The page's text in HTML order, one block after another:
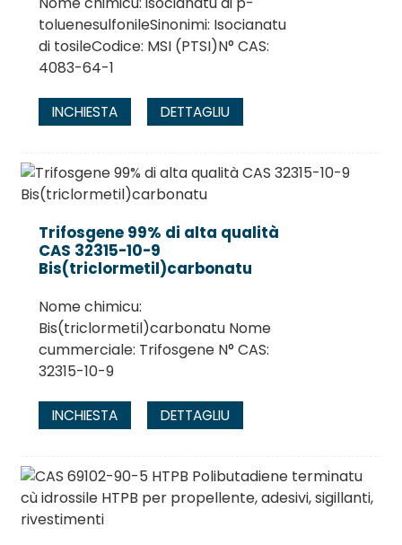
toluenesulfonileSinonimi: Isocianatu
di tosileCodice: MSI (PTSI)N° CAS:
4083-64-1
INCHIESTA DETTAGLIU
Trifosgene 99% di alta qualità
CAS 32315-10-9
Bis(triclormetil)carbonatu
Nome chimicu:
Bis(triclormetil)carbonatu Nome
cummerciale: Trifosgene N° CAS:
32315-10-9
INCHIESTA DETTAGLIU